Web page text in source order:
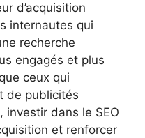
d’acquisition
internautes qui
recherche
engagés et plus
ceux qui
de publicités
investir dans le SEO
et renforcer